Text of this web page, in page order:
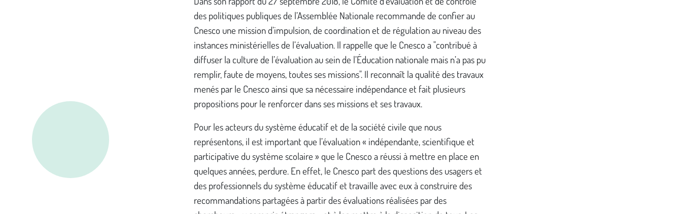
des politiques publiques de l’Assemblée Nationale recommande de confier au
Cnesco une mission d’impulsion, de coordination et de régulation au niveau des
instances ministérielles de l’évaluation. Il rappelle que le Cnesco a "contribué à
diffuser la culture de l’évaluation au sein de l’Éducation nationale mais n’a pas pu
remplir, faute de moyens, toutes ses missions". Il reconnaît la qualité des travaux
menés par le Cnesco ainsi que sa nécessaire indépendance et fait plusieurs
propositions pour le renforcer dans ses missions et ses travaux.
Pour les acteurs du système éducatif et de la société civile que nous
représentons, il est important que l’évaluation « indépendante, scientifique et
participative du système scolaire » que le Cnesco a réussi à mettre en place en
quelques années, perdure. En effet, le Cnesco part des questions des usagers et
des professionnels du système éducatif et travaille avec eux à construire des
recommandations partagées à partir des évaluations réalisées par des